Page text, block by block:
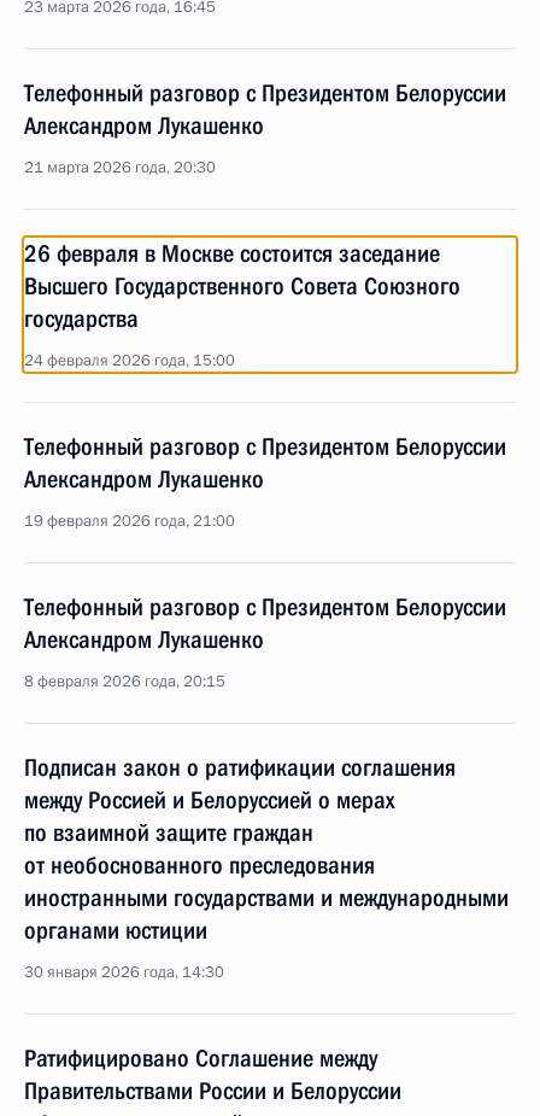
23 марта 2026 года, 16:45
Телефонный разговор с Президентом Белоруссии
Александром Лукашенко
21 марта 2026 года, 20:30
26 февраля в Москве состоится заседание
Высшего Государственного Совета Союзного
государства
24 февраля 2026 года, 15:00
Телефонный разговор с Президентом Белоруссии
Александром Лукашенко
19 февраля 2026 года, 21:00
Телефонный разговор с Президентом Белоруссии
Александром Лукашенко
8 февраля 2026 года, 20:15
Подписан закон о ратификации соглашения
между Россией и Белоруссией о мерах
по взаимной защите граждан
от необоснованного преследования
иностранными государствами и международными
органами юстиции
30 января 2026 года, 14:30
Ратифицировано Соглашение между
Правительствами России и Белоруссии